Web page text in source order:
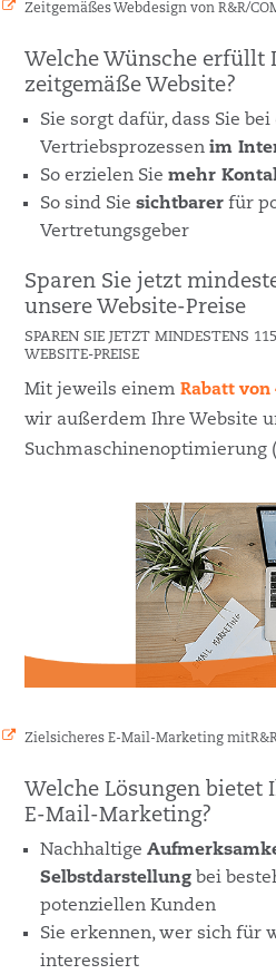
Zeitgemäßes Webdesign von R&R/
Welche Wünsche erfüllt
zeitgemäße Website?
Sie sorgt dafür, dass Sie
Vertriebsprozessenim
So erzielen Siemehr
So sind Siesichtbarer für
Vertretungsgeber
Sparen Sie jetzt
unsere Website-Preise
SPAREN SIE JETZT MINDESTENS
WEBSITE-PREISE
Mit jeweils einem Rabatt von
wir außerdem Ihre Website
Suchmaschinenoptimierung
Zielsicheres E-Mail-Marketing
Welche Lösungen bietet
E-Mail-Marketing?
Nachhaltige
Selbstdarstellung bei
potenziellen Kunden
Sie erkennen, wer sich für
interessiert